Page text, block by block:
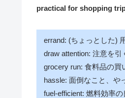
practical for shopping
errand: (ちょっとした)
draw attention: 注意を引
grocery run: 食料品の買
hassle: 面倒なこと、や
fuel-efficient: 燃料効率の